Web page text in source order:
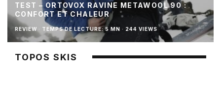
TEST – ORTOVOX RAVINE METAWOOL 90 :
CONFORT ET CHALEUR
REVIEW · TEMPS DE LECTURE: 5 MN · 244 VIEWS
TOPOS SKIS